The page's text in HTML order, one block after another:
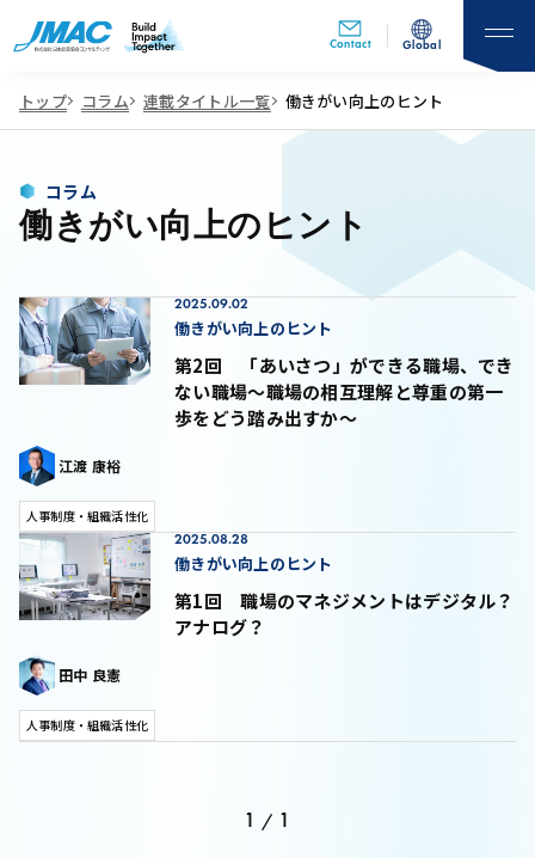
Contact Global
トップ コラム 連載タイトル一覧 働きがい向上のヒント
コラム
働きがい向上のヒント
第2回 「あいさつ」ができる職場、でき
ない職場～職場の相互理解と尊重の第一
歩をどう踏み出すか～
2025.09.02
働きがい向上のヒント
江渡 康裕
人事制度・組織活性化
第1回 職場のマネジメントはデジタル？
アナログ？
2025.08.28
働きがい向上のヒント
田中 良憲
人事制度・組織活性化
1 / 1